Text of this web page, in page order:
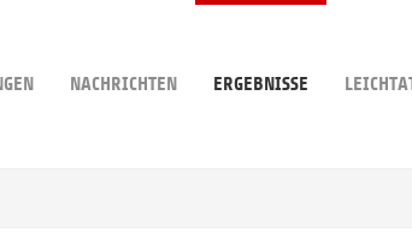
NACHRICHTEN ERGEBNISSE